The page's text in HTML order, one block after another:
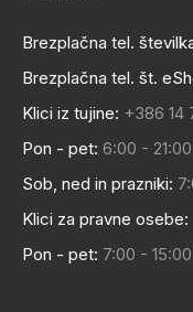
Brezplačna tel.
Brezplačna tel. št.
Klici iz tujine: +386 14
Pon - pet: 6:00 - 21:00
Sob, ned in prazniki:
Klici za pravne osebe:
Pon - pet: 7:00 - 15:00